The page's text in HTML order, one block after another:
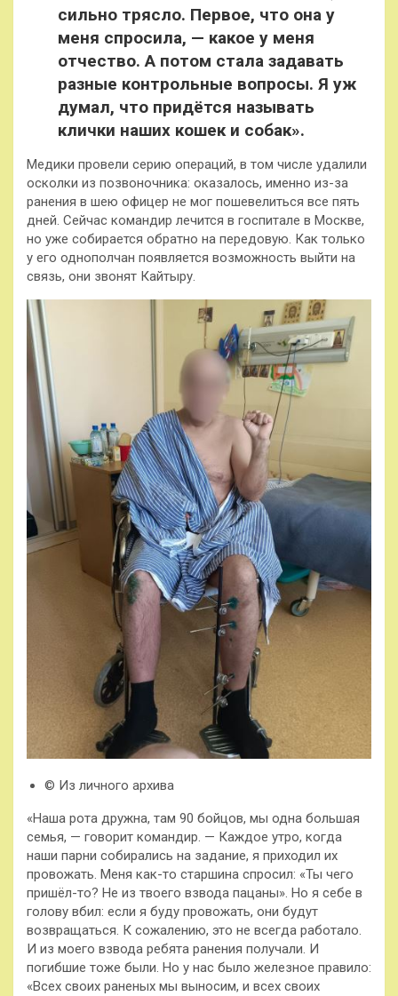
сильно трясло. Первое, что она у
меня спросила, — какое у меня
отчество. А потом стала задавать
разные контрольные вопросы. Я уж
думал, что придётся называть
клички наших кошек и собак».
Медики провели серию операций, в том числе удалили
осколки из позвоночника: оказалось, именно из-за
ранения в шею офицер не мог пошевелиться все пять
дней. Сейчас командир лечится в госпитале в Москве,
но уже собирается обратно на передовую. Как только
у его однополчан появляется возможность выйти на
связь, они звонят Кайтыру.
© Из личного архива
«Наша рота дружна, там 90 бойцов, мы одна большая
семья, — говорит командир. — Каждое утро, когда
наши парни собирались на задание, я приходил их
провожать. Меня как-то старшина спросил: «Ты чего
пришёл-то? Не из твоего взвода пацаны». Но я себе в
голову вбил: если я буду провожать, они будут
возвращаться. К сожалению, это не всегда работало.
И из моего взвода ребята ранения получали. И
погибшие тоже были. Но у нас было железное правило:
«Всех своих раненых мы выносим, и всех своих